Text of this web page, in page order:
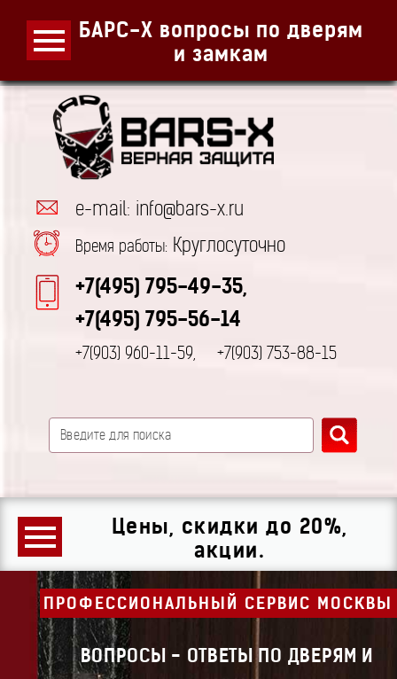
БАРС-Х вопросы по дверям
и замкам
e-mail: info@bars-x.ru
Время работы: Круглосуточно
+7(495) 795-49-35,
+7(495) 795-56-14
+7(903) 960-11-59, +7(903) 753-88-15
Цены, скидки до 20%,
акции.
ПРОФЕССИОНАЛЬНЫЙ СЕРВИС МОСКВЫ
ВОПРОСЫ - ОТВЕТЫ ПО ДВЕРЯМ И